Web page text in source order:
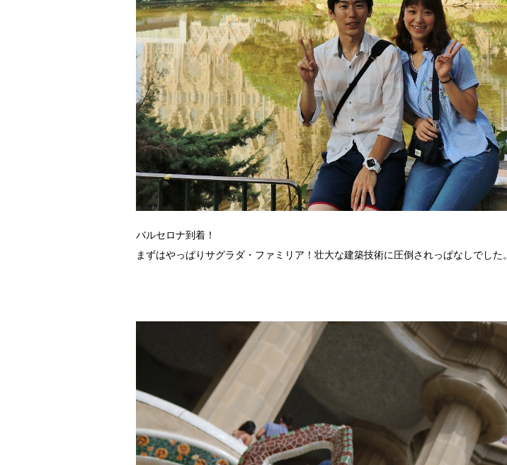
バルセロナ到着！
まずはやっぱりサグラダ・ファミリア！壮大な建築技術に圧倒されっぱなしでした。